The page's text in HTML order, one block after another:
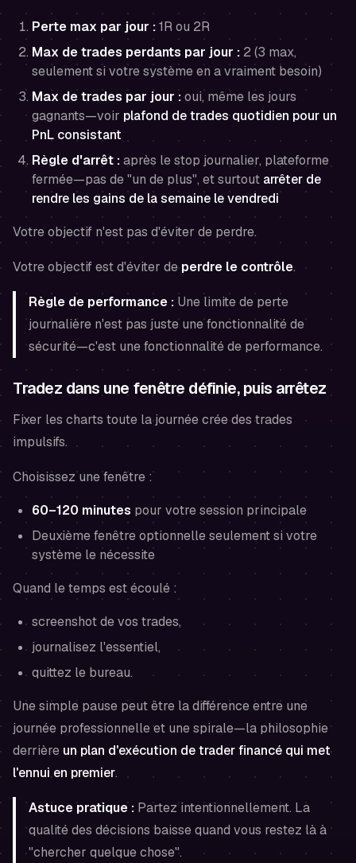
Perte max par jour :1R ou 2R
Max de trades perdants par jour : 2 (3 max,
seulement si votre système en a vraiment besoin)
Max de trades par jour :oui, même les jours
gagnants—voir plafond de trades quotidien pour un
PnL consistant
Règle d'arrêt :après le stop journalier, plateforme
fermée—pas de "un de plus", et surtout arrêter de
rendre les gains de la semaine le vendredi
Votre objectif n'est pas d'éviter de perdre.
Votre objectif est d'éviter deperdre le contrôle.
Règle de performance : Une limite de perte
journalière n'est pas juste une fonctionnalité de
sécurité—c'est une fonctionnalité de performance.
Tradez dans une fenêtre définie, puis arrêtez
Fixer les charts toute la journée crée des trades
impulsifs.
Choisissez une fenêtre :
60–120 minutes pour votre session principale
Deuxième fenêtre optionnelle seulement si votre
système le nécessite
Quand le temps est écoulé :
screenshot de vos trades,
journalisez l'essentiel,
quittez le bureau.
Une simple pause peut être la différence entre une
journée professionnelle et une spirale—la philosophie
derrière un plan d'exécution de trader financé qui met
l'ennui en premier.
Astuce pratique : Partez intentionnellement. La
qualité des décisions baisse quand vous restez là à
"chercher quelque chose".